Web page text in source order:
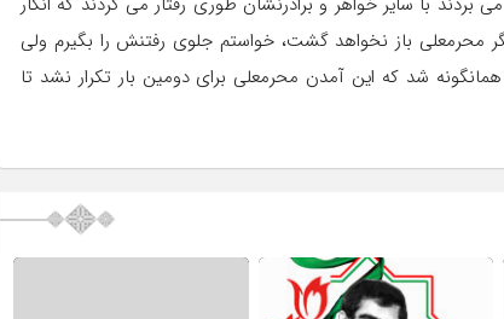
محرمعلی باز نخواهد گشت، خواستم جلوی رفتنش را بگیرم ولی
شد که این آمدن محرمعلی برای دومین بار تکرار نشد تا